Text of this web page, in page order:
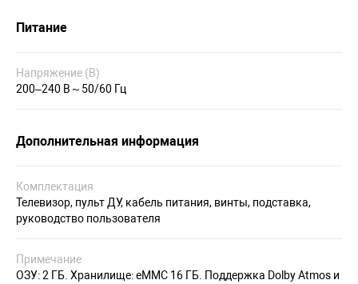
Питание
Напряжение (В)
200–240 В～50/60 Гц
Дополнительная информация
Комплектация
Телевизор, пульт ДУ, кабель питания, винты, подставка,
руководство пользователя
Примечание
ОЗУ: 2 ГБ. Хранилище: eMMC 16 ГБ. Поддержка Dolby Atmos и